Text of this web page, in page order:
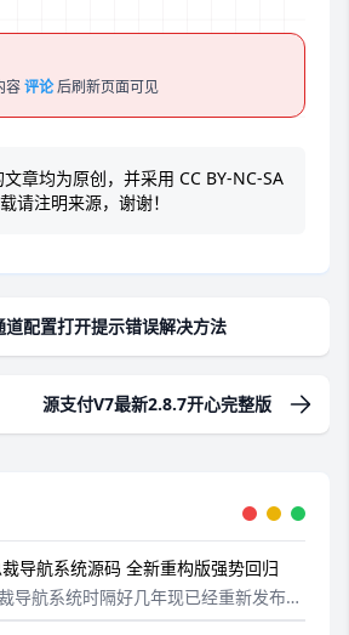
容评论后刷新页面可见
章均为原创，并采用 CC BY-NC-SA
请注明来源，谢谢！
配置打开提示错误解决方法
源支付V7最新2.8.7开心完整版
导航系统源码 全新重构版强势回归
导航系统时隔好几年现已经重新发布，
总裁导航系统是一款为个人站长打造的